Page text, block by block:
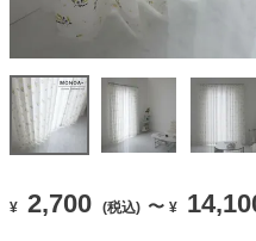
¥ 2,700 (税込) 〜 ¥